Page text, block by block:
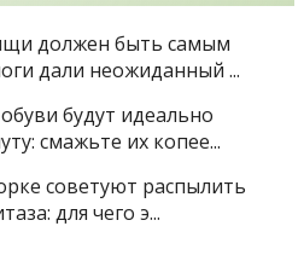
должен быть самым
дали неожиданный ...
будут идеально
смажьте их копее...
советуют распылить
для чего э...